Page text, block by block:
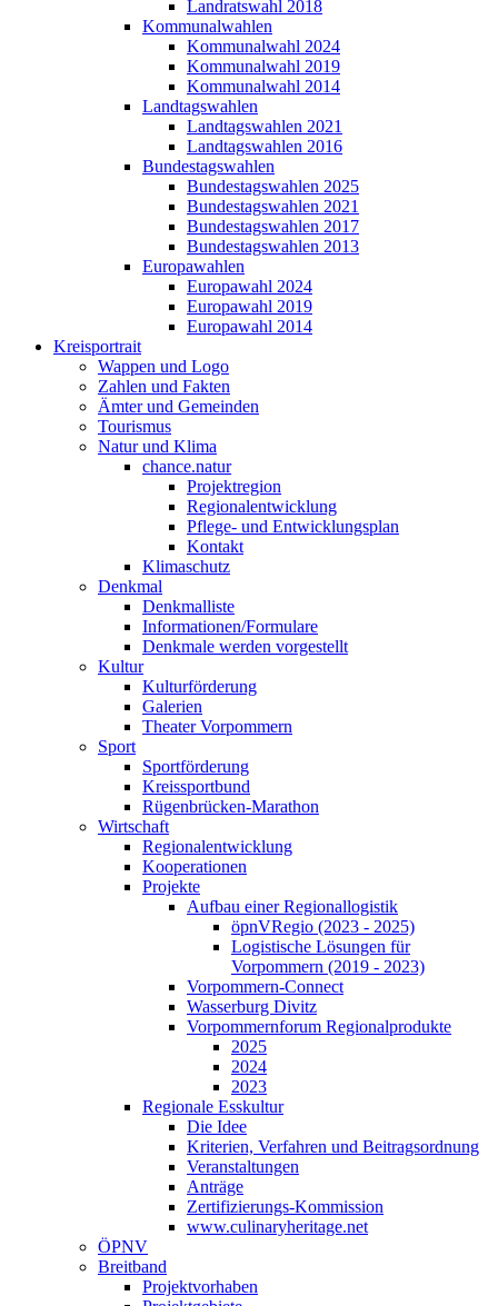
Landratswahl 2018
Kommunalwahlen
Kommunalwahl 2024
Kommunalwahl 2019
Kommunalwahl 2014
Landtagswahlen
Landtagswahlen 2021
Landtagswahlen 2016
Bundestagswahlen
Bundestagswahlen 2025
Bundestagswahlen 2021
Bundestagswahlen 2017
Bundestagswahlen 2013
Europawahlen
Europawahl 2024
Europawahl 2019
Europawahl 2014
Kreisportrait
Wappen und Logo
Zahlen und Fakten
Ämter und Gemeinden
Tourismus
Natur und Klima
chance.natur
Projektregion
Regionalentwicklung
Pflege- und Entwicklungsplan
Kontakt
Klimaschutz
Denkmal
Denkmalliste
Informationen/Formulare
Denkmale werden vorgestellt
Kultur
Kulturförderung
Galerien
Theater Vorpommern
Sport
Sportförderung
Kreissportbund
Rügenbrücken-Marathon
Wirtschaft
Regionalentwicklung
Kooperationen
Projekte
Aufbau einer Regionallogistik
öpnVRegio (2023 - 2025)
Logistische Lösungen­ für
Vorpommern (2019 - 2023)
Vorpommern-Connect
Wasserburg Divitz
Vorpommernforum Regionalprodukte
2025
2024
2023
Regionale Esskultur
Die Idee
Kriterien, Verfahren und Beitragsordnung
Veranstaltungen
Anträge
Zertifizierungs-Kommission
www.culinaryheritage.net
ÖPNV
Breitband
Projektvorhaben